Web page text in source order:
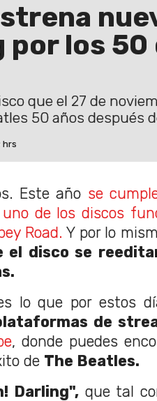
por los 50
que el 27 de
50 años después
hrs
Este año se
de los discos
Road. Y por lo
el disco se
lo que por estos
de
, donde puedes
de The Beatles.
Darling",que tal